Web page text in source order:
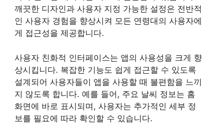
깨끗한 디자인과 사용자 지정 가능한 설정은 전반적
인 사용자 경험을 향상시켜 모든 연령대의 사용자에
게 접근성을 제공합니다.
사용자 친화적 인터페이스는 앱의 사용성을 크게 향
상시킵니다. 복잡한 기능도 쉽게 접근할 수 있도록
설계되어 사용자들이 앱을 사용할 때 불편함을 느끼
지 않도록 합니다. 예를 들어, 주요 날씨 정보는 홈
화면에 바로 표시되며, 사용자는 추가적인 세부 정
보를 필요에 따라 확인할 수 있습니다.